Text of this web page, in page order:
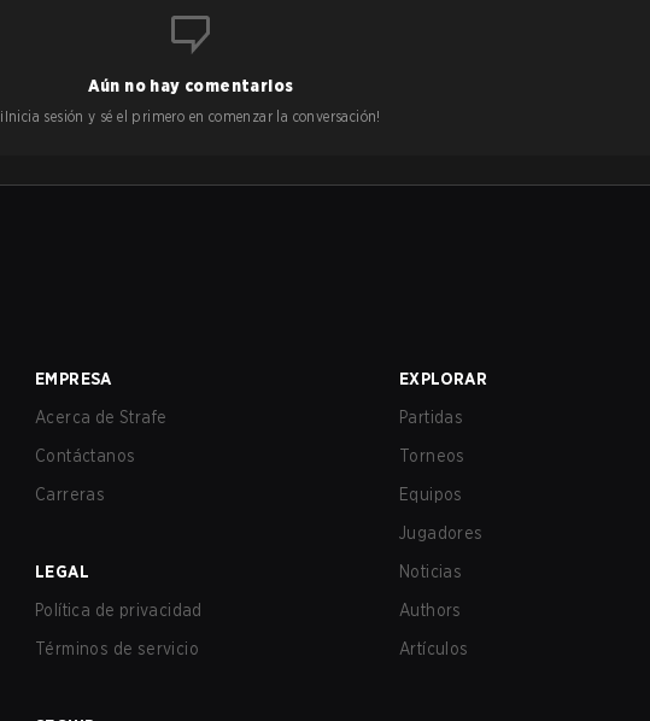
Aún no hay comentarios
¡Inicia sesión y sé el primero en comenzar la conversación!
EMPRESA
Acerca de Strafe
Contáctanos
Carreras
LEGAL
Política de privacidad
Términos de servicio
EXPLORAR
Partidas
Torneos
Equipos
Jugadores
Noticias
Authors
Artículos